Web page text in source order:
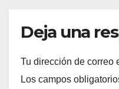
Deja una
Tu dirección de correo
Los campos